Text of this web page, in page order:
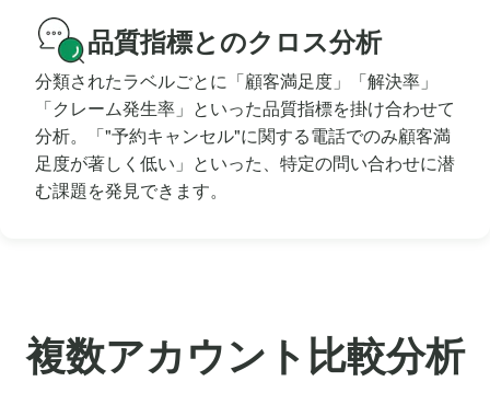
品質指標とのクロス分析
分類されたラベルごとに「顧客満足度」「解決率」
「クレーム発生率」といった品質指標を掛け合わせて
分析。「"予約キャンセル"に関する電話でのみ顧客満
足度が著しく低い」といった、特定の問い合わせに潜
む課題を発見できます。
複数アカウント比較分析